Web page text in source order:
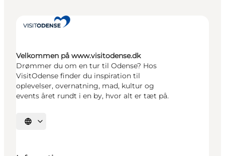
Velkommen på www.visitodense.dk
Drømmer du om en tur til Odense? Hos
VisitOdense finder du inspiration til
oplevelser, overnatning, mad, kultur og
events året rundt i en by, hvor alt er tæt på.
Vælg sprog